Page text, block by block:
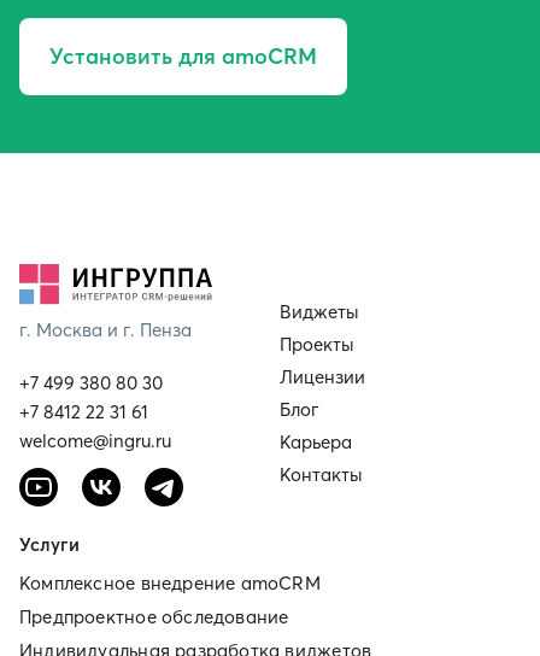
Установить для amoCRM
г. Москва и г. Пенза
+7 499 380 80 30
+7 8412 22 31 61
welcome@ingru.ru
Виджеты
Проекты
Лицензии
Блог
Карьера
Контакты
Услуги
Комплексное внедрение amoCRM
Предпроектное обследование
Индивидуальная разработка виджетов